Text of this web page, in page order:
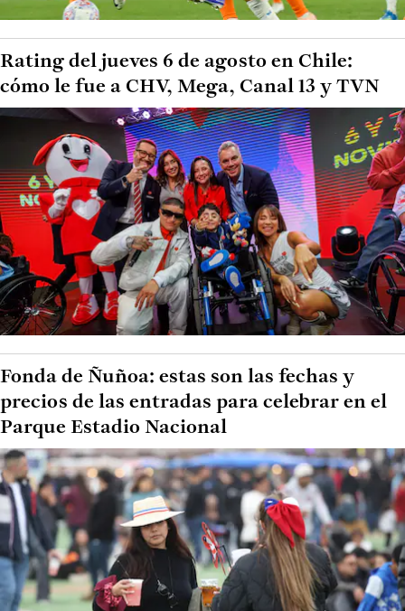
Rating del jueves 6 de agosto en Chile:
cómo le fue a CHV, Mega, Canal 13 y TVN
Fonda de Ñuñoa: estas son las fechas y
precios de las entradas para celebrar en el
Parque Estadio Nacional